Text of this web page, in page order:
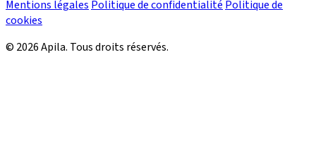
Mentions légales Politique de confidentialité Politique de
cookies
© 2026 Apila. Tous droits réservés.